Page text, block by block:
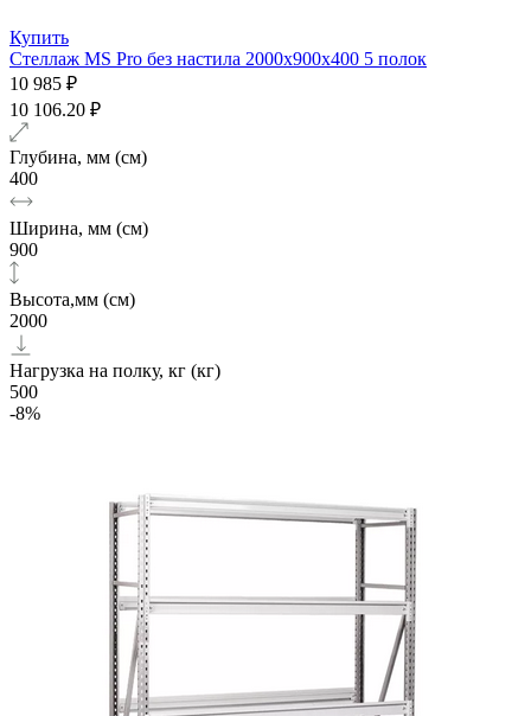
Купить
Стеллаж MS Pro без настила 2000х900x400 5 полок
10 985 ₽
10 106.20 ₽
Глубина, мм (см)
400
Ширина, мм (см)
900
Высота,мм (см)
2000
Нагрузка на полку, кг (кг)
500
-8%